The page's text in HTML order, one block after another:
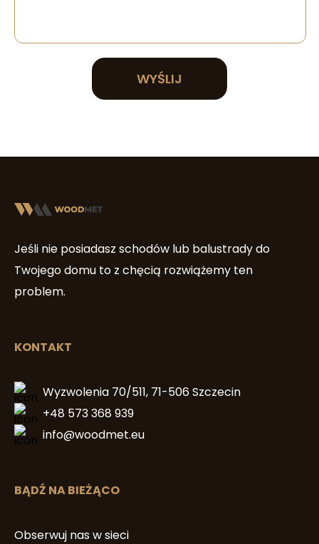
WYŚLIJ
Jeśli nie posiadasz schodów lub balustrady do
Twojego domu to z chęcią rozwiążemy ten
problem.
KONTAKT
Wyzwolenia 70/511, 71-506 Szczecin
+48 573 368 939
info@woodmet.eu
BĄDŹ NA BIEŻĄCO
Obserwuj nas w sieci